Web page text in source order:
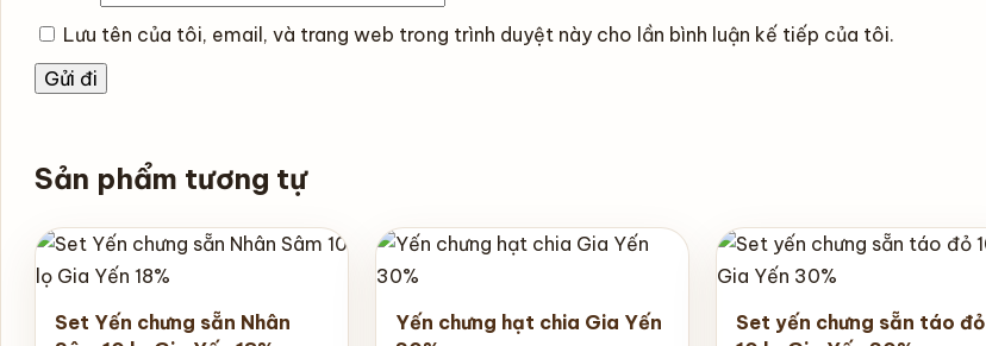
Lưu tên của tôi, email, và trang web trong trình duyệt này cho lần bình luận kế tiếp của tôi.
Sản phẩm tương tự
Set Yến chưng sẵn Nhân
Yến chưng hạt chia Gia Yến
Set yến chưng sẵn táo đỏ